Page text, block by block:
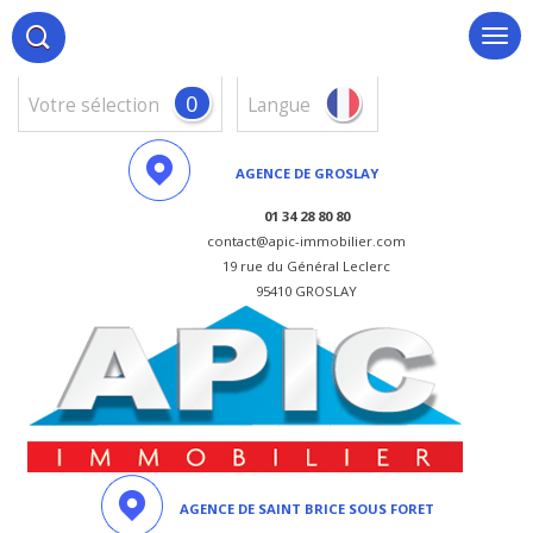
votre sélection 0 Langue
AGENCE DE GROSLAY
01 34 28 80 80
contact@apic-immobilier.com
19 rue du Général Leclerc
95410 GROSLAY
AGENCE DE SAINT BRICE SOUS FORET